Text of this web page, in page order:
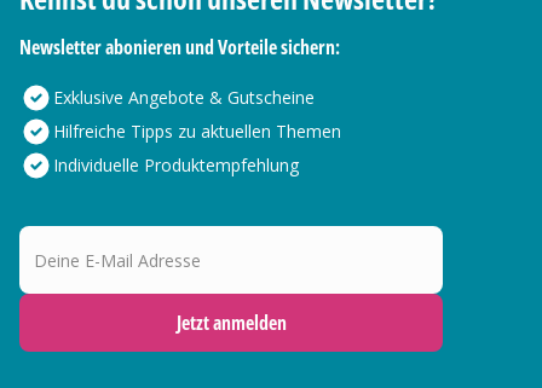
Newsletter abonieren und Vorteile sichern:
Exklusive Angebote & Gutscheine
Hilfreiche Tipps zu aktuellen Themen
Individuelle Produktempfehlung
Deine E-Mail Adresse
Jetzt anmelden